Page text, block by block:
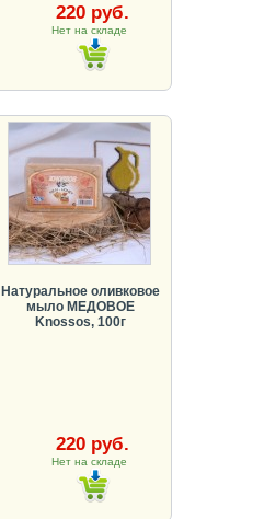
220 руб.
Нет на складе
Натуральное оливковое
мыло МЕДОВОЕ
Knossos, 100г
220 руб.
Нет на складе